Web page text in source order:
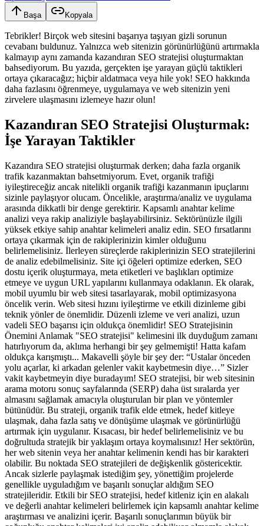
Başa Kopyala
Tebrikler! Birçok web sitesini başarıya taşıyan gizli sorunun
cevabanı buldunuz. Yalnızca web sitenizin görünürlüğünü artırmakla
kalmayıp aynı zamanda kazandıran SEO stratejisi oluşturmaktan
bahsediyorum. Bu yazıda, gerçekten işe yarayan güçlü taktikleri
ortaya çıkaracağız; hiçbir aldatmaca veya hile yok! SEO hakkında
daha fazlasını öğrenmeye, uygulamaya ve web sitenizin yeni
zirvelere ulaşmasını izlemeye hazır olun!
Kazandıran SEO Stratejisi Oluşturmak:
İşe Yarayan Taktikler
Kazandıra SEO stratejisi oluşturmak derken; daha fazla organik
trafik kazanmaktan bahsetmiyorum. Evet, organik trafiği
iyileştireceğiz ancak nitelikli organik trafiği kazanmanın ipuçlarını
sizinle paylaşıyor olucam. Öncelikle, araştırma/analiz ve uygulama
arasında dikkatli bir denge gerektirir. Kapsamlı anahtar kelime
analizi veya rakip analiziyle başlayabilirsiniz. Sektörünüzle ilgili
yüksek etkiye sahip anahtar kelimeleri analiz edin. SEO fırsatlarını
ortaya çıkarmak için de rakiplerinizin kimler olduğunu
belirlemelisiniz. İlerleyen süreçlerde rakiplerinizin SEO stratejilerini
de analiz edebilmelisiniz. Site içi öğeleri optimize ederken, SEO
dostu içerik oluşturmaya, meta etiketleri ve başlıkları optimize
etmeye ve uygun URL yapılarını kullanmaya odaklanın. Ek olarak,
mobil uyumlu bir web sitesi tasarlayarak, mobil optimizasyona
öncelik verin. Web sitesi hızını iyileştirme ve etkili dizinleme gibi
teknik yönler de önemlidir. Düzenli izleme ve veri analizi, uzun
vadeli SEO başarısı için oldukça önemlidir! SEO Stratejisinin
Önemini Anlamak "SEO stratejisi" kelimesini ilk duyduğum zamanı
hatırlıyorum da, aklıma herhangi bir şey gelmemişti! Hatta kafam
oldukça karışmıştı... Makavelli şöyle bir şey der: “Ustalar önceden
yolu açarlar, ki arkadan gelenler vakit kaybetmesin diye…” Sizler
vakit kaybetmeyin diye buradayım! SEO stratejisi, bir web sitesinin
arama motoru sonuç sayfalarında (SERP) daha üst sıralarda yer
almasını sağlamak amacıyla oluşturulan bir plan ve yöntemler
bütünüdür. Bu strateji, organik trafik elde etmek, hedef kitleye
ulaşmak, daha fazla satış ve dönüşüme ulaşmak ve görünürlüğü
artırmak için uygulanır. Kısacası, bir hedef belirlemelisiniz ve bu
doğrultuda stratejik bir yaklaşım ortaya koymalısınız! Her sektörün,
her web sitenin veya her anahtar kelimenin kendi has bir karakteri
olabilir. Bu noktada SEO stratejileri de değişkenlik göstericektir.
Ancak sizlerle paylaşmak istediğim şey, yönettiğim projelerde
genellikle uyguladığım ve başarılı sonuçlar aldığım SEO
stratejileridir. Etkili bir SEO stratejisi, hedef kitleniz için en alakalı
ve değerli anahtar kelimeleri belirlemek için kapsamlı anahtar kelime
araştırması ve analizini içerir. Başarılı sonuçlarımın büyük bir